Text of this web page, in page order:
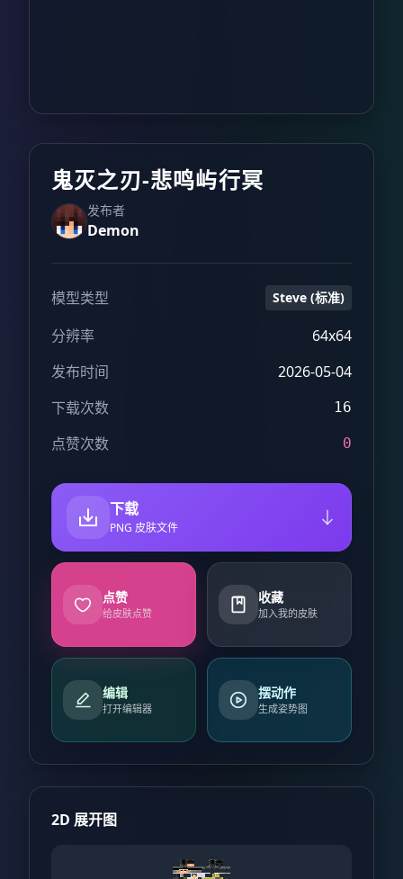
鬼灭之刃-悲鸣屿行冥
发布者
Demon
模型类型 Steve (标准)
分辨率
64x64
发布时间
2026-05-04
下载次数
16
点赞次数 0
下载
PNG 皮肤文件
点赞
给皮肤点赞
收藏
加入我的皮肤
编辑
打开编辑器
摆动作
生成姿势图
2D 展开图